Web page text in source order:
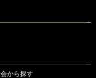
から探す